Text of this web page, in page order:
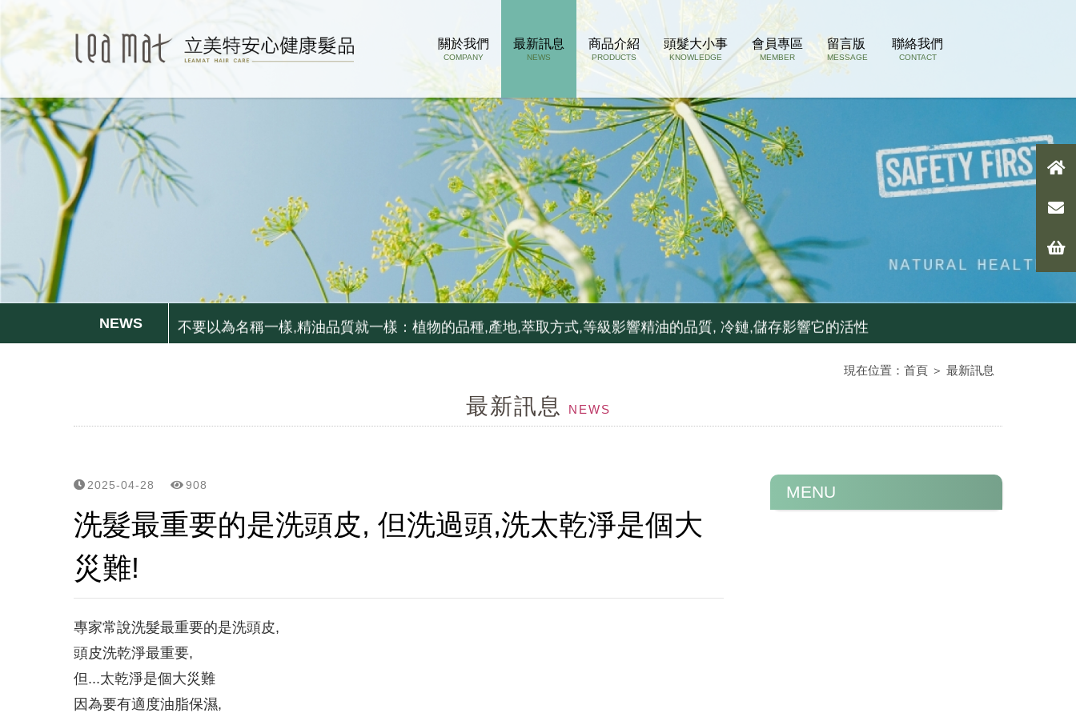
關於我們
COMPANY
最新訊息
NEWS
商品介紹
PRODUCTS
頭髮大小事
KNOWLEDGE
會員專區
MEMBER
留言版
MESSAGE
聯絡我們
CONTACT
更年期的姐姐妹妹們, 排水孔若被掉下來的頭髮阻塞了, 推薦用這瓶
無矽靈洗髮精比較好嗎?不一定...如果你容易流汗不出油,少用...
不要以為名稱一樣,精油品質就一樣：植物的品種,產地,萃取方式,等級影響精油的品質, 冷鏈,儲存影響它的活性
控油不要暴力去油, 清爽不要刺激乾澀....就用茶樹控油組
毛囊甦活純露...解決毛囊縮小化...頭髮變細軟,變稀疏...
立美特免沖洗護髮親民版...MCT一點靈上市了！
網站選單改版...之後頭皮/頭髮問題探討改到...
頭皮屑沒那麼簡單? 大小,形狀,顏色不同,形成皮屑的原因就不同,所已不是頭皮屑就洗抗屑洗髮精的
雖然遺傳決定了頭皮和頭髮的特性，但洗護可以幫頭皮做很多事....
最新訊息 NEWS
現在位置： 首頁 ＞ 最新訊息
MENU
2025-04-28 908
洗髮最重要的是洗頭皮, 但洗過頭,洗太乾淨是個大
災難!
專家常說洗髮最重要的是洗頭皮,
頭皮洗乾淨最重要,
但...太乾淨是個大災難
因為要有適度油脂保濕,